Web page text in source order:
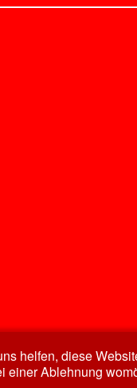
helfen, diese
Ablehnung